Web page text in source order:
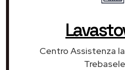
Centro Assistenza